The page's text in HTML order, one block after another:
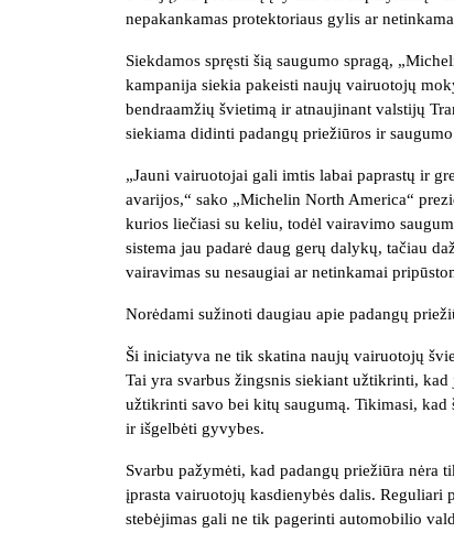
nepakankamas protektoriaus gylis ar
Siekdamos spręsti šią saugumo spragą,
kampanija siekia pakeisti naujų vairuotojų
bendraamžių švietimą ir atnaujinant valstijų
siekiama didinti padangų priežiūros ir
„Jauni vairuotojai gali imtis labai paprastų ir
avarijos,“ sako „Michelin North America“
kurios liečiasi su keliu, todėl vairavimo
sistema jau padarė daug gerų dalykų, tačiau
vairavimas su nesaugiai ar netinkamai
Norėdami sužinoti daugiau apie padangų
Ši iniciatyva ne tik skatina naujų vairuotojų
Tai yra svarbus žingsnis siekiant užtikrinti,
užtikrinti savo bei kitų saugumą. Tikimasi,
ir išgelbėti gyvybes.
Svarbu pažymėti, kad padangų priežiūra nėra
įprasta vairuotojų kasdienybės dalis. Reguliari
stebėjimas gali ne tik pagerinti automobilio